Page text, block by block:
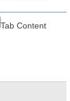
Tab Content